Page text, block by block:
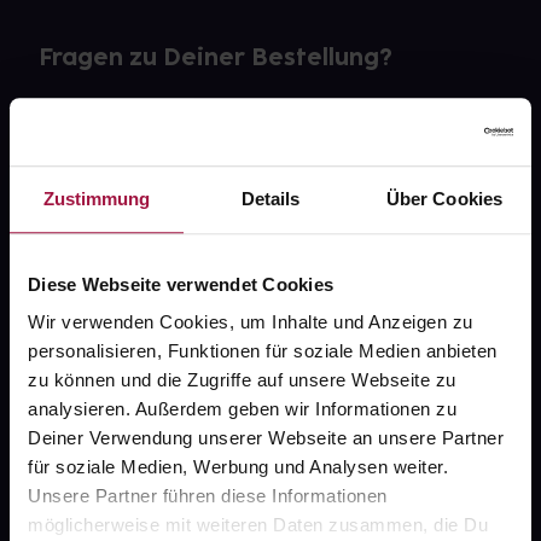
Zustimmung Details Über Cookies
Diese Webseite verwendet Cookies
Wir verwenden Cookies, um Inhalte und Anzeigen zu
personalisieren, Funktionen für soziale Medien anbieten
zu können und die Zugriffe auf unsere Webseite zu
analysieren. Außerdem geben wir Informationen zu
Deiner Verwendung unserer Webseite an unsere Partner
für soziale Medien, Werbung und Analysen weiter.
Unsere Partner führen diese Informationen
möglicherweise mit weiteren Daten zusammen, die Du
Fragen zu Deiner Bestellung?
gesund.de
Über uns
Newsletter